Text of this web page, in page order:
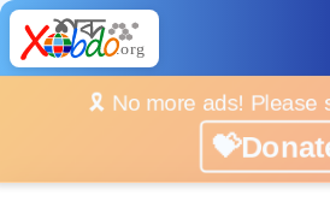
🎗️ No more ads! Please